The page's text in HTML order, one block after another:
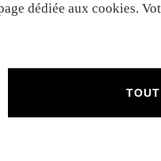
dédiée aux cookies.